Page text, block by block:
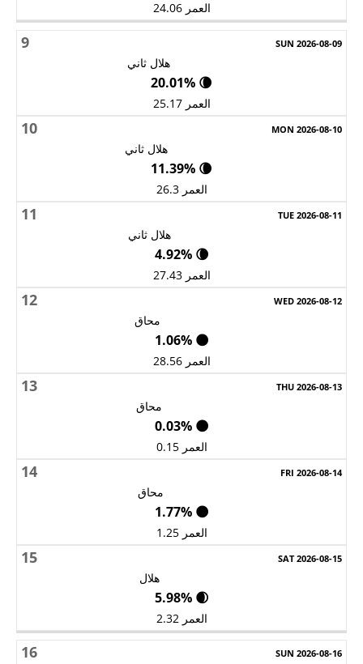
العمر 24.06
9
هلال ثاني
🌘 20.01%
العمر 25.17
10
هلال ثاني
🌘 11.39%
العمر 26.3
11
هلال ثاني
🌘 4.92%
العمر 27.43
12
محاق
🌑 1.06%
العمر 28.56
13
محاق
🌑 0.03%
العمر 0.15
14
محاق
🌑 1.77%
العمر 1.25
15
هلال
🌒 5.98%
العمر 2.32
16